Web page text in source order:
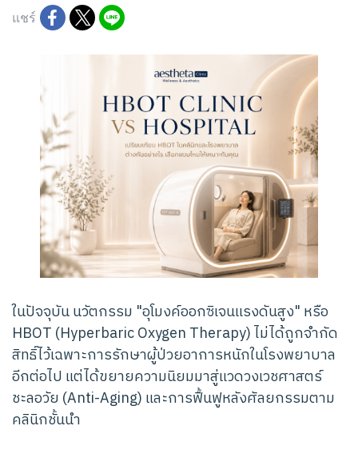
แชร์
ในปัจจุบัน นวัตกรรม "อุโมงค์ออกซิเจนแรงดันสูง" หรือ
HBOT (Hyperbaric Oxygen Therapy) ไม่ได้ถูกจำกัด
สิทธิ์ไว้เฉพาะการรักษาผู้ป่วยอาการหนักในโรงพยาบาล
อีกต่อไป แต่ได้ขยายความนิยมมาสู่แวดวงเวชศาสตร์
ชะลอวัย (Anti-Aging) และการฟื้นฟูหลังศัลยกรรมตาม
คลินิกชั้นนำ